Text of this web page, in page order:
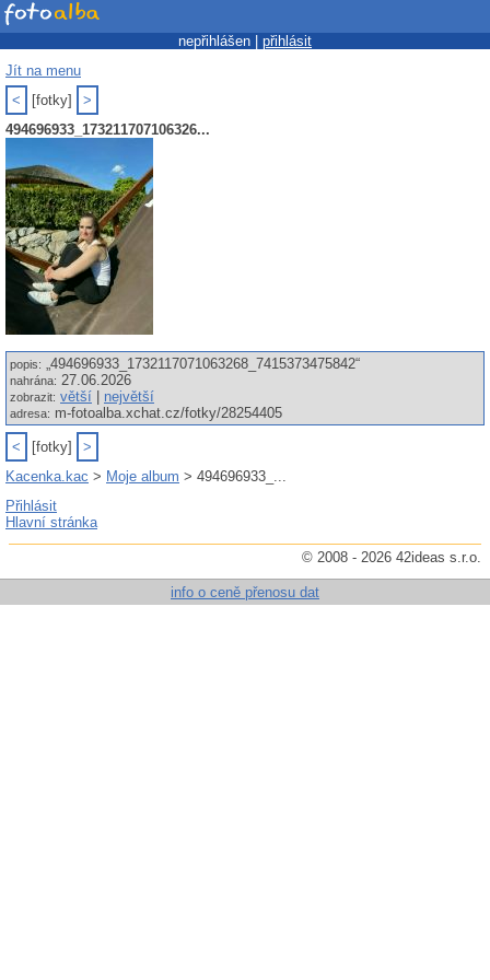
nepřihlášen | přihlásit
Jít na menu
<
[fotky]
>
494696933_173211707106326...
popis: „494696933_1732117071063268_7415373475842“
nahrána: 27.06.2026
zobrazit: větší největší
adresa: m-fotoalba.xchat.cz/fotky/28254405
< [fotky]
>
Kacenka.kac > Moje album > 494696933_...
Přihlásit
Hlavní stránka
© 2008 - 2026 42ideas s.r.o.
info o ceně přenosu dat